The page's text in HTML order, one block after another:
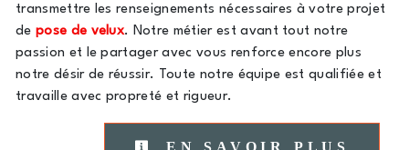
transmettre les renseignements nécessaires à votre projet
de pose de velux. Notre métier est avant tout notre
passion et le partager avec vous renforce encore plus
notre désir de réussir. Toute notre équipe est qualifiée et
travaille avec propreté et rigueur.